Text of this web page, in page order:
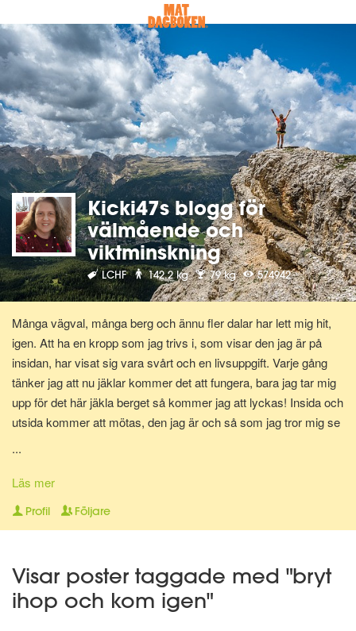
Kicki47s blogg för
välmående och
viktminskning
LCHF 142.2 kg 79 kg 574942
Många vägval, många berg och ännu fler dalar har lett mig hit,
igen. Att ha en kropp som jag trivs i, som visar den jag är på
insidan, har visat sig vara svårt och en livsuppgift. Varje gång
tänker jag att nu jäklar kommer det att fungera, bara jag tar mig
upp för det här jäkla berget så kommer jag att lyckas! Insida och
utsida kommer att mötas, den jag är och så som jag tror mig se
Det hårda arbetet och den stränga disciplinen ger resultat och vi
möts, där i spegeln. Men...så händer något, livet ger mig en hård
knuff och jag faller. Faller för frestelsen och utför bergets kant.
fot, hårt, hårt. Orkar inte klättra igen, fastnar ett tag. Finner så
styrkan i att jag inte uthärdar skillnaden, skillnaden mellan utsida
...
Läs mer
Profil Följare
Visar poster taggade med "bryt
ihop och kom igen"